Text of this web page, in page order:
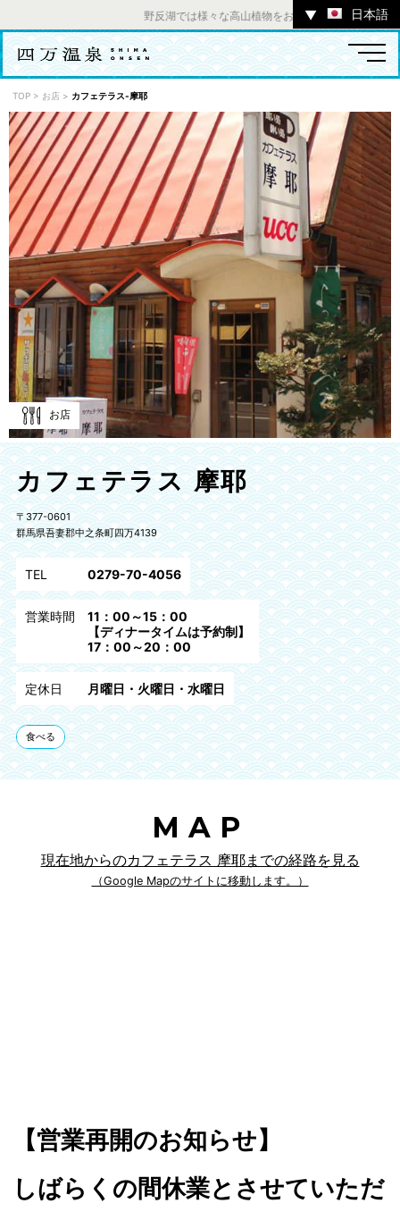
野反湖では様々な高山植物をお楽しみいただけます。
▼ 日本語
温泉 宿 お店 スポット
体験 イベント ツアー
中之条町その他のエリア
TOP > お店 > カフェテラス-摩耶
お店
カフェテラス 摩耶
〒377-0601
群馬県吾妻郡中之条町四万4139
TEL 0279-70-4056
営業時間
11：00～15：00
【ディナータイムは予約制】
17：00～20：00
定休日 月曜日・火曜日・水曜日
食べる
MAP
現在地からのカフェテラス 摩耶までの経路を見る
（Google Mapのサイトに移動します。）
【営業再開のお知らせ】
しばらくの間休業とさせていただ